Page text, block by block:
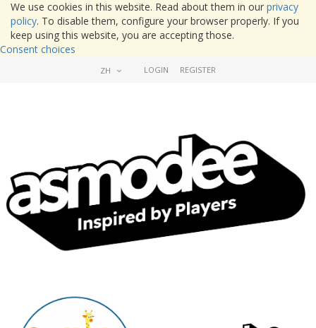
We use cookies in this website. Read about them in our privacy
policy. To disable them, configure your browser properly. If you
keep using this website, you are accepting those.
Consent choices
ZH LOGIN REGISTER